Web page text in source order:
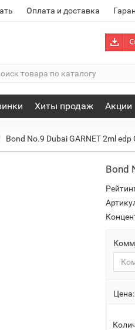
Оплата и доставка
Хиты продаж Акции
Bond No.9 Dubai GARNET 2ml
Bond
Цена: